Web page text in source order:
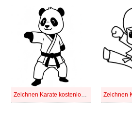
Zeichnen Karate kostenlos druckbar